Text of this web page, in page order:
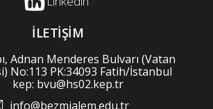
İLETİŞİM
Adnan Menderes Bulvarı (Vatan
No:113 PK:34093 Fatih/İstanbul
kep: bvu@hs02.kep.tr
info@bezmialem.edu.tr